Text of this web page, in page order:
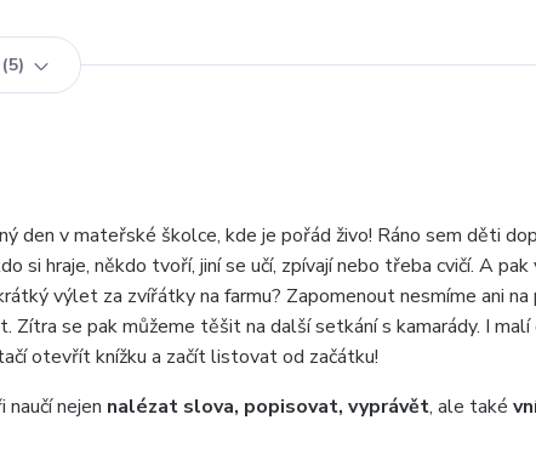
5
den v mateřské školce, kde je pořád živo! Ráno sem děti
si hraje, někdo tvoří, jiní se učí, zpívají nebo třeba cvičí. A pak
výlet za zvířátky na farmu? Zapomenout nesmíme ani na
se pak můžeme těšit na další setkání s kamarády. I malí
otevřít knížku a začít listovat od začátku!
nejen nalézat slova, popisovat, vyprávět, ale také